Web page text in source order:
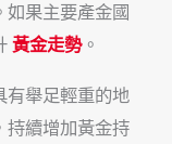
果主要產金國
黃金走勢。
有舉足輕重的地
持續增加黃金持